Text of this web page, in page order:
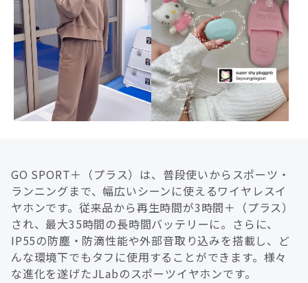
GO SPORT＋（プラス）は、普段使いからスポーツ・
ランニングまで、幅広いシーンに使えるワイヤレスイ
ヤホンです。従来品から再生時間が3時間＋（プラス）
され、最大35時間の長時間バッテリーに。さらに、
IP55の防塵・防滴性能や外部音取り込みを搭載し、ど
んな環境下でもタフに使用することができます。様々
な進化を遂げたJLabのスポーツイヤホンです。